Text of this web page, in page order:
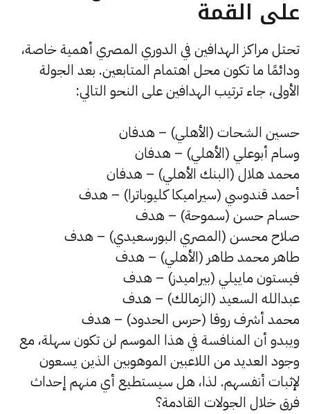
على القمة
تحتل مراكز الهدافين في الدوري المصري أهمية خاصة،
ودائمًا ما تكون محل اهتمام المتابعين. بعد الجولة
الأولى، جاء ترتيب الهدافين على النحو التالي:
حسين الشحات (الأهلي) – هدفان
وسام أبوعلي (الأهلي) – هدفان
محمد هلال (البنك الأهلي) – هدفان
أحمد قندوسي (سيراميكا كليوباترا) – هدف
حسام حسن (سموحة) – هدف
صلاح محسن (المصري البورسعيدي) – هدف
طاهر محمد طاهر (الأهلي) – هدف
فيستون ماييلي (بيراميدز) – هدف
عبدالله السعيد (الزمالك) – هدف
محمد أشرف روقا (حرس الحدود) – هدف
ويبدو أن المنافسة في هذا الموسم لن تكون سهلة، مع
وجود العديد من اللاعبين الموهوبين الذين يسعون
لإثبات أنفسهم. لذا، هل سيستطيع أي منهم إحداث
فرق خلال الجولات القادمة؟